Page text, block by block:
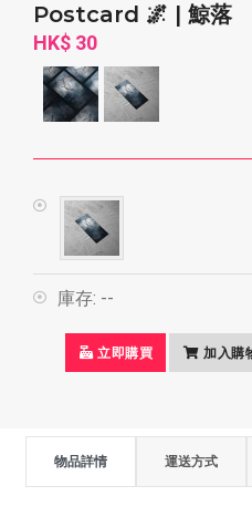
Postcard 🌌 | 鯨落
HK$ 30
庫存: --
立即購買 加入購
物品詳情 運送方式